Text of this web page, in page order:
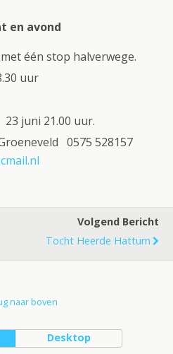
en avond
één stop halverwege.
uur
juni 21.00 uur.
0575 528157
Volgend Bericht
Tocht Heerde Hattum
naar boven
Desktop